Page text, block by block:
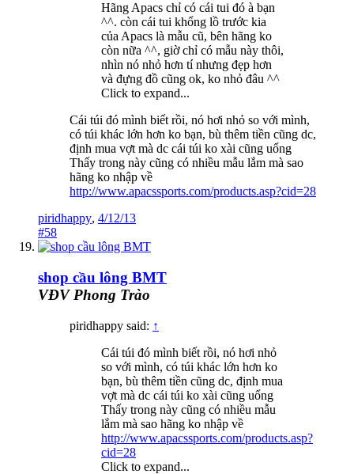
Hãng Apacs chỉ có cái tui đó à bạn
^^. còn cái tui khổng lồ trước kia
của Apacs là mẫu cũ, bên hãng ko
còn nữa ^^, giờ chỉ có mẫu này thôi,
nhìn nó nhỏ hơn tí nhưng đẹp hơn
và đựng đồ cũng ok, ko nhỏ đâu ^^
Click to expand...
Cái túi đó mình biết rồi, nó hơi nhỏ so với mình,
có túi khác lớn hơn ko bạn, bù thêm tiền cũng dc,
định mua vợt mà dc cái túi ko xài cũng uổng
Thấy trong này cũng có nhiều mẫu lắm mà sao
hãng ko nhập về
http://www.apacssports.com/products.asp?cid=28
piridhappy, 4/12/13
#58
shop cầu lông BMT
VĐV Phong Trào
piridhappy said: ↑
Cái túi đó mình biết rồi, nó hơi nhỏ
so với mình, có túi khác lớn hơn ko
bạn, bù thêm tiền cũng dc, định mua
vợt mà dc cái túi ko xài cũng uổng
Thấy trong này cũng có nhiều mẫu
lắm mà sao hãng ko nhập về
http://www.apacssports.com/products.asp?
cid=28
Click to expand...